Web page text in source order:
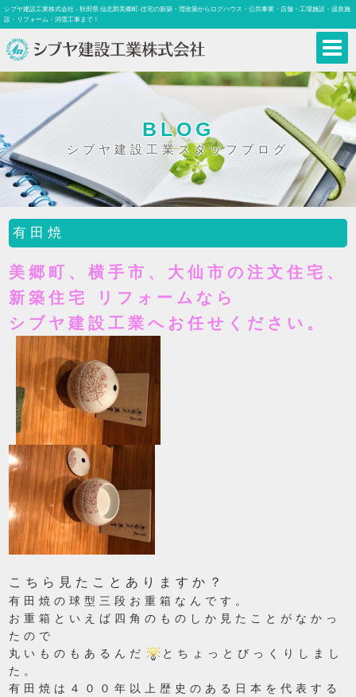
シブヤ建設工業株式会社 - 秋田県 仙北郡美郷町-住宅の新築・増改築からログハウス・公共事業・店舗・工場施設・温泉施
設・リフォーム・消雪工事まで！
BLOG
シブヤ建設工業スタッフブログ
有田焼
美郷町、横手市、大仙市の注文住宅、
新築住宅 リフォームなら
シブヤ建設工業へお任せください。
こちら見たことありますか？
有田焼の球型三段お重箱なんです。
お重箱といえば四角のものしか見たことがなかっ
たので
丸いものもあるんだ
とちょっとびっくりしまし
た。
有田焼は４００年以上歴史のある日本を代表する